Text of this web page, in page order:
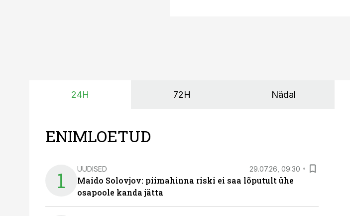
24H 72H Nädal
ENIMLOETUD
1 UUDISED 29.07.26, 09:30
Maido Solovjov: piimahinna riski ei saa lõputult ühe
osapoole kanda jätta